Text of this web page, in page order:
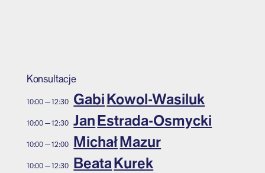
Konsultacje
10:00 —12:30 GabiKowol-Wasiluk
10:00 —12:30 JanEstrada-Osmycki
10:00 —12:00 MichałMazur
10:00 —12:30 BeataKurek